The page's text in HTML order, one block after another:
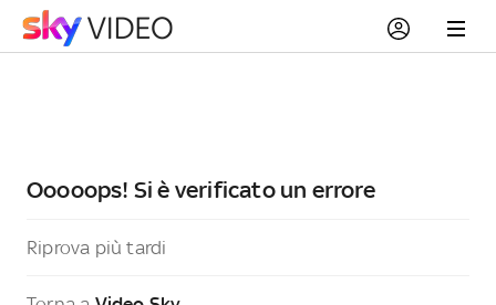
Ooooops! Si è verificato un errore
Riprova più tardi